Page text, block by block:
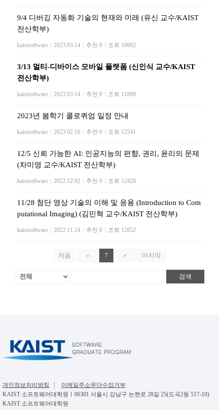
9/4 디버깅 자동화 기술의 현재와 미래 (유신 교수/KAIST
전산학부)
kaistsoftware 2023.03.14 추천 0 조회 10602
3/13 멀티-디바이스 모바일 플랫폼 (신인식 교수/KAIST
전산학부)
kaistsoftware 2023.03.14 추천 0 조회 11890
2023년 봄학기 콜로퀴엄 일정 안내
kaistsoftware 2023.02.16 추천 0 조회 12541
12/5 신뢰 가능한 AI: 인공지능의 편향, 권리, 윤리의 문제
(차미영 교수/KAIST 전산학부)
kaistsoftware 2022.12.02 추천 0 조회 12420
11/28 첨단 영상 기술의 이해 및 응용 (Introduction to Com
putational Imaging) (김민혁 교수/KAIST 전산학부)
kaistsoftware 2022.11.24 추천 0 조회 12852
처음 « 7 » 마지막
검색
개인정보처리방침
이메일주소무단수집거부
KAIST 소프트웨어대학원ㅣ06301 서울시 강남구 논현로 28길 25(도곡2동 517-10)
KAIST 소프트웨어대학원